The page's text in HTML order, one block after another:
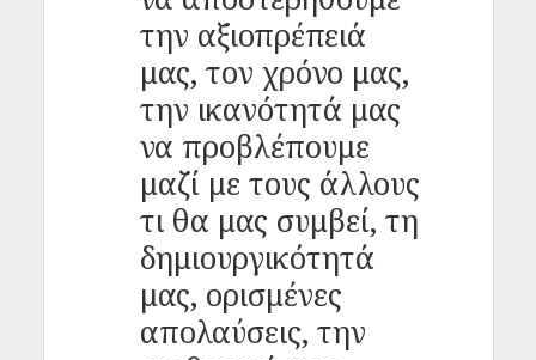
την αξιοπρέπειά
μας, τον χρόνο μας,
την ικανότητά μας
να προβλέπουμε
μαζί με τους άλλους
τι θα μας συμβεί, τη
δημιουργικότητά
μας, ορισμένες
απολαύσεις, την